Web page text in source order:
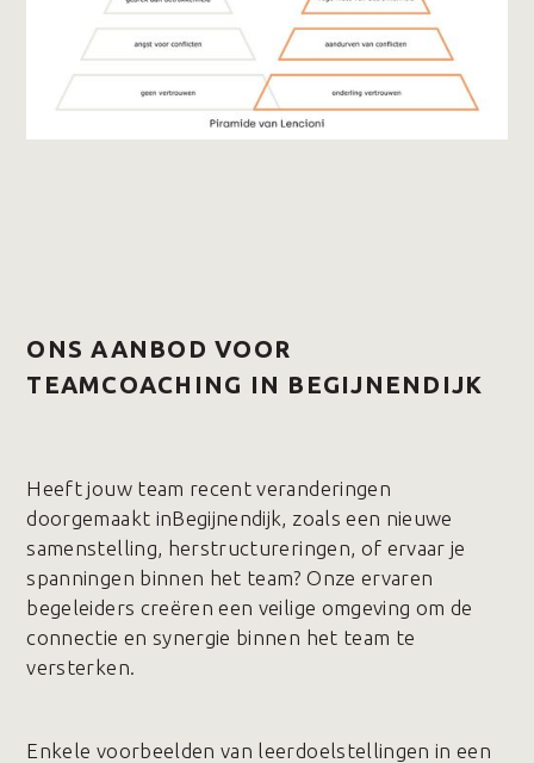
ONS AANBOD VOOR
TEAMCOACHING IN BEGIJNENDIJK
Heeft jouw team recent veranderingen
doorgemaakt inBegijnendijk, zoals een nieuwe
samenstelling, herstructureringen, of ervaar je
spanningen binnen het team? Onze ervaren
begeleiders creëren een veilige omgeving om de
connectie en synergie binnen het team te
versterken.
Enkele voorbeelden van leerdoelstellingen in een